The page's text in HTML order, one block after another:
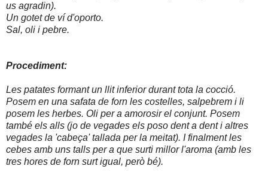
us agradin).
Un gotet de ví d'oporto.
Sal, oli i pebre.
Procediment:
Les patates formant un llit inferior durant tota la cocció.
Posem en una safata de forn les costelles, salpebrem i li
posem les herbes. Oli per a amorosir el conjunt. Posem
també els alls (jo de vegades els poso dent a dent i altres
vegades la 'cabeça' tallada per la meitat). I finalment les
cebes amb uns talls per a que surti millor l'aroma (amb les
tres hores de forn surt igual, però bé).